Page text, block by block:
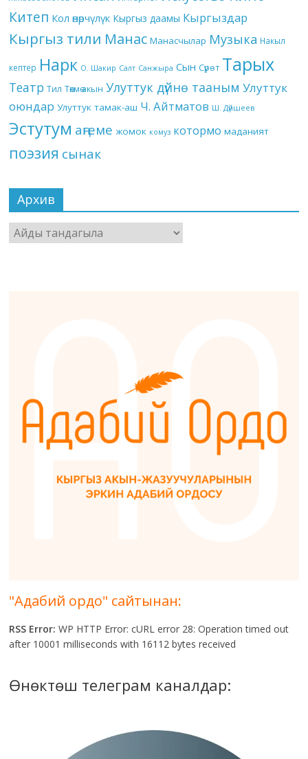
Китеп Кол өнөрчүлүк Кыргыз даамы Кыргыздар
Кыргыз тили Манас Манасчылар Музыка Накыл
кептер Нарк О. Шакир Салт Санжыра Сын Сүрөт Тарых
Театр Тил Төкмө акын Улуттук дүйнө тааным Улуттук
оюндар Улуттук тамак-аш Ч. Айтматов Ш. Дүйшеев
Эстутум аңгеме жомок комуз котормо маданият
поэзия сынак
Архив
Архив
"Адабий ордо" сайтынан:
RSS Error: WP HTTP Error: cURL error 28: Operation timed out
after 10001 milliseconds with 16112 bytes received
Өнөктөш телеграм каналдар: